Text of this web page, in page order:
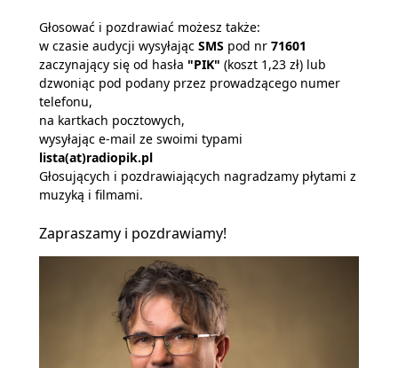
Głosować i pozdrawiać możesz także:
w czasie audycji wysyłając SMS pod nr 71601
zaczynający się od hasła "PIK" (koszt 1,23 zł) lub
dzwoniąc pod podany przez prowadzącego numer
telefonu,
na kartkach pocztowych,
wysyłając e-mail ze swoimi typami
lista(at)radiopik.pl
Głosujących i pozdrawiających nagradzamy płytami z
muzyką i filmami.
Zapraszamy i pozdrawiamy!